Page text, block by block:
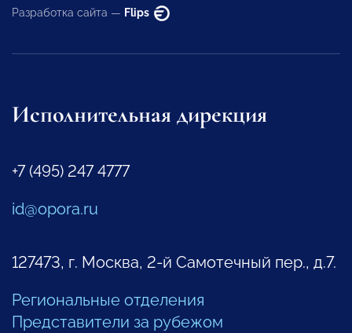
Разработка сайта — Flips
Исполнительная дирекция
+7 (495) 247 4777
id@opora.ru
127473, г. Москва, 2-й Самотечный пер., д.7.
Региональные отделения
Представители за рубежом